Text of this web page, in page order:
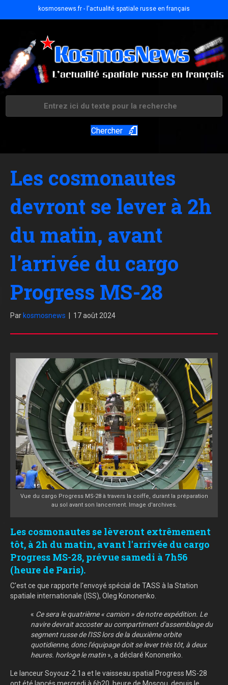
kosmosnews.fr - l'actualité spatiale russe en français
Chercher
Les cosmonautes
devront se lever à 2h
du matin, avant
l’arrivée du cargo
Progress MS-28
Par kosmosnews 17 août 2024
Vue du cargo Progress MS-28 à travers la coiffe, durant la préparation
au sol avant son lancement. Image d'archives.
Les cosmonautes se lèveront extrêmement
tôt, à 2h du matin, avant l'arrivée du cargo
Progress MS-28, prévue samedi à 7h56
(heure de Paris).
C'est ce que rapporte l'envoyé spécial de TASS à la Station
spatiale internationale (ISS), Oleg Kononenko.
« Ce sera le quatrième « camion » de notre expédition. Le
navire devrait accoster au compartiment d'assemblage du
segment russe de l'ISS lors de la deuxième orbite
quotidienne, donc l'équipage doit se lever très tôt, à deux
heures. horloge le matin », a déclaré Kononenko.
Le lanceur Soyouz-2.1a et le vaisseau spatial Progress MS-28